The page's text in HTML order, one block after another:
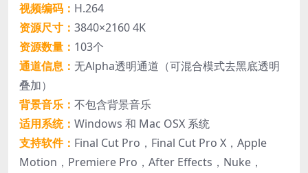
视频编码： H.264
资源尺寸： 3840×2160 4K
资源数量： 103个
通道信息： 无Alpha透明通道（可混合模式去黑底透明
叠加）
背景音乐： 不包含背景音乐
适用系统： Windows 和 Mac OSX 系统
支持软件： Final Cut Pro，Final Cut Pro X，Apple
Motion，Premiere Pro，After Effects，Nuke，